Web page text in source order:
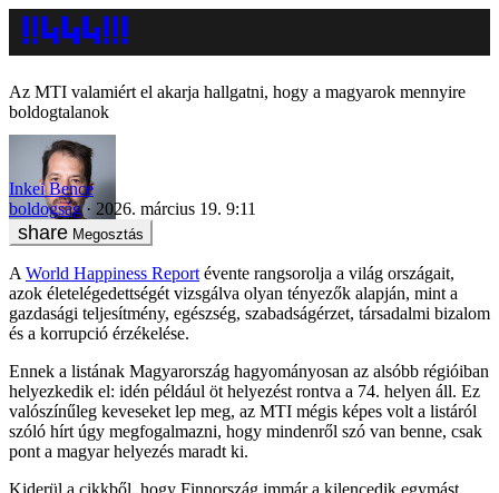
Az MTI valamiért el akarja hallgatni, hogy a magyarok mennyire
boldogtalanok
Inkei Bence
boldogság
2026. március 19. 9:11
Megosztás
A World Happiness Report évente rangsorolja a világ országait,
azok életelégedettségét vizsgálva olyan tényezők alapján, mint a
gazdasági teljesítmény, egészség, szabadságérzet, társadalmi bizalom
és a korrupció érzékelése.
Ennek a listának Magyarország hagyományosan az alsóbb régióiban
helyezkedik el: idén például öt helyezést rontva a 74. helyen áll. Ez
valószínűleg keveseket lep meg, az MTI mégis képes volt a listáról
szóló hírt úgy megfogalmazni, hogy mindenről szó van benne, csak
pont a magyar helyezés maradt ki.
Kiderül a cikkből, hogy Finnország immár a kilencedik egymást